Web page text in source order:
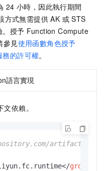
credential
new DefaultCredentials
進行後續操作...
24 小時，因此執行期間
方式無需提供 AK 或 STS
。授予 Function Compute
參見使用函數角色授予
務的許可權。
語言實現
文依賴。
artifact/
</groupId